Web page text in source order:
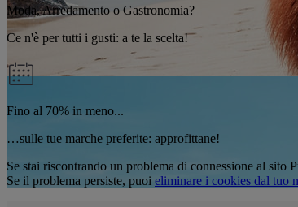
Moda, Arredamento o Gastronomia?
Ce n'è per tutti i gusti: a te la scelta!
Fino al 70% in meno...
…sulle tue marche preferite: approfittane!
Se stai riscontrando un problema di connessione al
Se il problema persiste, puoi eliminare i cookies dal tuo